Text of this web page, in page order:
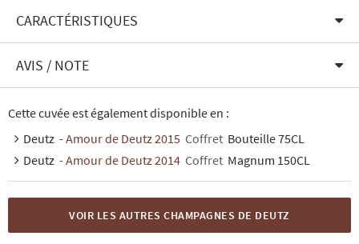
CARACTÉRISTIQUES
AVIS / NOTE
Cette cuvée est également disponible en :
Deutz - Amour de Deutz 2015 Coffret Bouteille 75CL
Deutz - Amour de Deutz 2014 Coffret Magnum 150CL
VOIR LES AUTRES CHAMPAGNES DE DEUTZ